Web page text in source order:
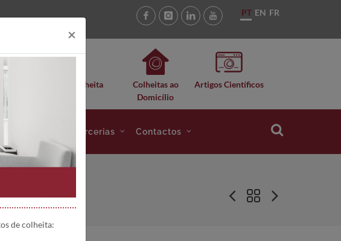
PT EN FR
Postos de Colheita
Colheitas ao
Domicílio
Artigos Científicos
Projetos e Parcerias Contactos
×
de colheita: